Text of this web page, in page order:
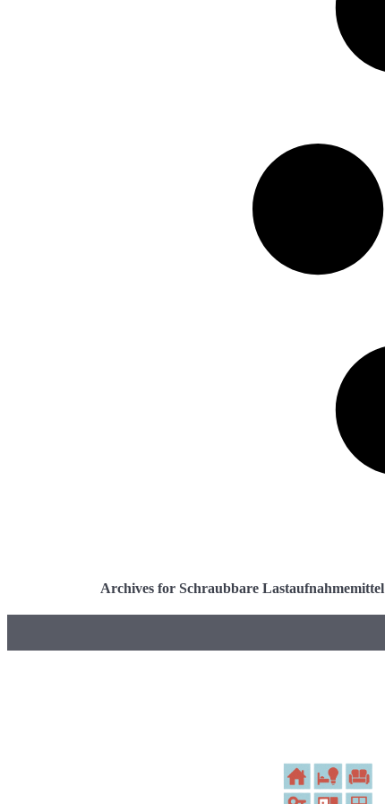
Archives for Schraubbare Lastaufnahmemittel